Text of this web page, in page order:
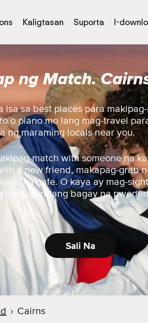
Kaligtasan Suporta I-
ng Match.
isa sa best places para
o plano mo lang mag-travel
ng maraming locals near you.
match with someone na
a new friend, makapag-grab
na cafe. O kaya ay mag-
magagandang bagay na
Sali Na
› Cairns